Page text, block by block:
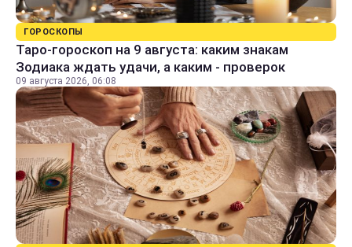
ГОРОСКОПЫ
Таро-гороскоп на 9 августа: каким знакам
Зодиака ждать удачи, а каким - проверок
09 августа 2026, 06:08